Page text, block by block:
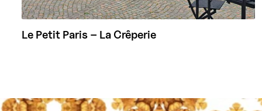
Le Petit Paris – La Crêperie